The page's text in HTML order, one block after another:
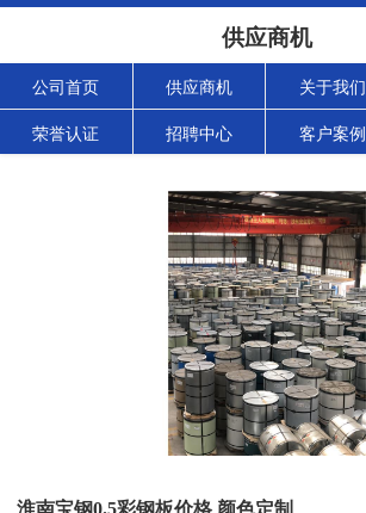
供应商机
公司首页 供应商机 关于我们
荣誉认证 招聘中心 客户案例